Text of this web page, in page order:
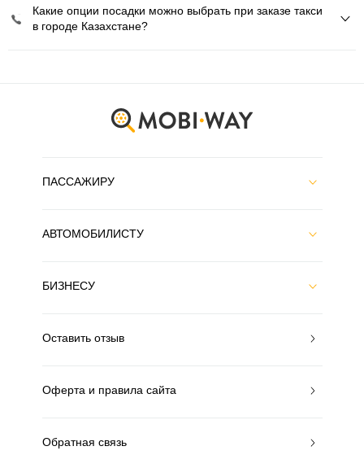
Какие опции посадки можно выбрать при заказе такси
в городе Казахстане?
ПАССАЖИРУ
АВТОМОБИЛИСТУ
БИЗНЕСУ
Оставить отзыв
Оферта и правила сайта
Обратная связь